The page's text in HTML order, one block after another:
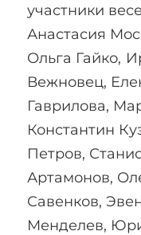
участники
Анастасия
Ольга Гайко,
Вежновец,
Гаврилова,
Константин
Петров,
Артамонов,
Савенков,
Менделев,